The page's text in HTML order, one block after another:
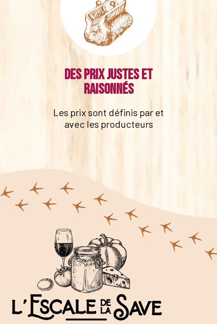
Des prix justes et
raisonnés
Les prix sont définis par et
avec les producteurs